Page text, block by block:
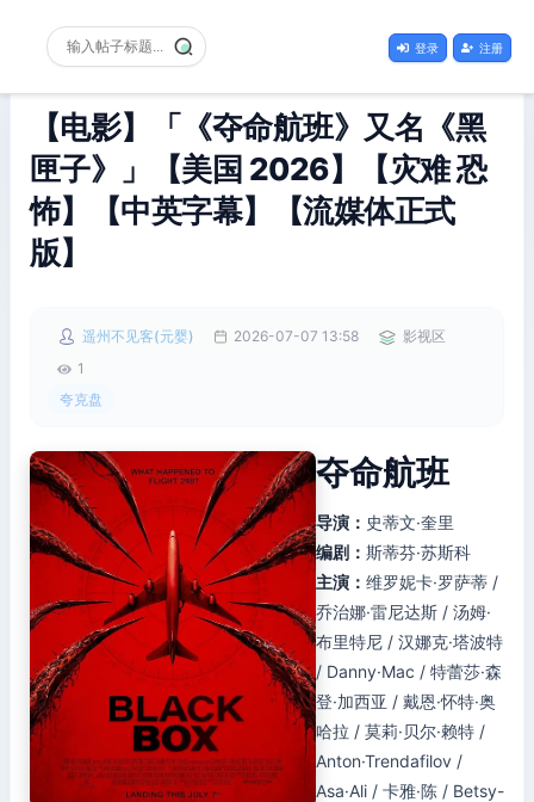
登录 注册
【电影】「《夺命航班》又名《黑
匣子》」【美国 2026】【灾难 恐
怖】【中英字幕】【流媒体正式
版】
遥州不见客(元婴) 2026-07-07 13:58
影视区
1
夸克盘
夺命航班
导演： 史蒂文·奎里
编剧： 斯蒂芬·苏斯科
主演： 维罗妮卡·罗萨蒂 /
乔治娜·雷尼达斯 / 汤姆·
布里特尼 / 汉娜克·塔波特
/ Danny·Mac / 特蕾莎·森
登·加西亚 / 戴恩·怀特·奥
哈拉 / 莫莉·贝尔·赖特 /
Anton·Trendafilov /
Asa·Ali / 卡雅·陈 / Betsy-